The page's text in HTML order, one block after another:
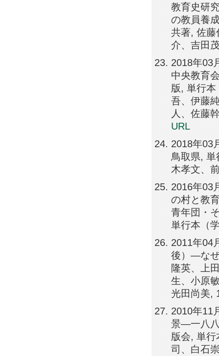
教育史研
の教員養
共著, 佐藤
介、吉田
2018年03
中央教育
版, 単行
吾、伊藤
人、佐藤
URL
2018年03
鳥取県,
木孝文、
2016年03
の村と教
青年団・
単行本（
2011年04
後）―な
隆英、上
生、小原
光田尚美,
2010年11
景―一八
版会, 単
司、白石